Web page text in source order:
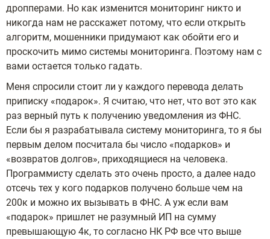
дропперами. Но как изменится мониторинг никто и
никогда нам не расскажет потому, что если открыть
алгоритм, мошенники придумают как обойти его и
проскочить мимо системы мониторинга. Поэтому нам с
вами остается только гадать.
Меня спросили стоит ли у каждого перевода делать
приписку «подарок». Я считаю, что нет, что вот это как
раз верный путь к получению уведомления из ФНС.
Если бы я разрабатывала систему мониторинга, то я бы
первым делом посчитала бы число «подарков» и
«возвратов долгов», приходящиеся на человека.
Программисту сделать это очень просто, а далее надо
отсечь тех у кого подарков получено больше чем на
200к и можно их вызывать в ФНС. А уж если вам
«подарок» пришлет не разумный ИП на сумму
превышающую 4к, то согласно НК РФ все что выше